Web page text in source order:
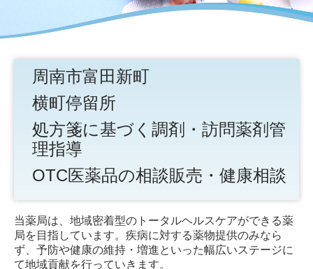
周南市富田新町
横町停留所
処方箋に基づく調剤・訪問薬剤管
理指導
OTC医薬品の相談販売・健康相談
当薬局は、地域密着型のトータルヘルスケアができる薬
局を目指しています。疾病に対する薬物提供のみなら
ず、予防や健康の維持・増進といった幅広いステージに
て地域貢献を行っていきます。